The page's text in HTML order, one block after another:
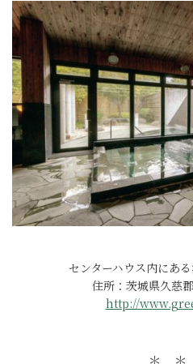
センターハウス内にある
住所：茨城県久慈
http://